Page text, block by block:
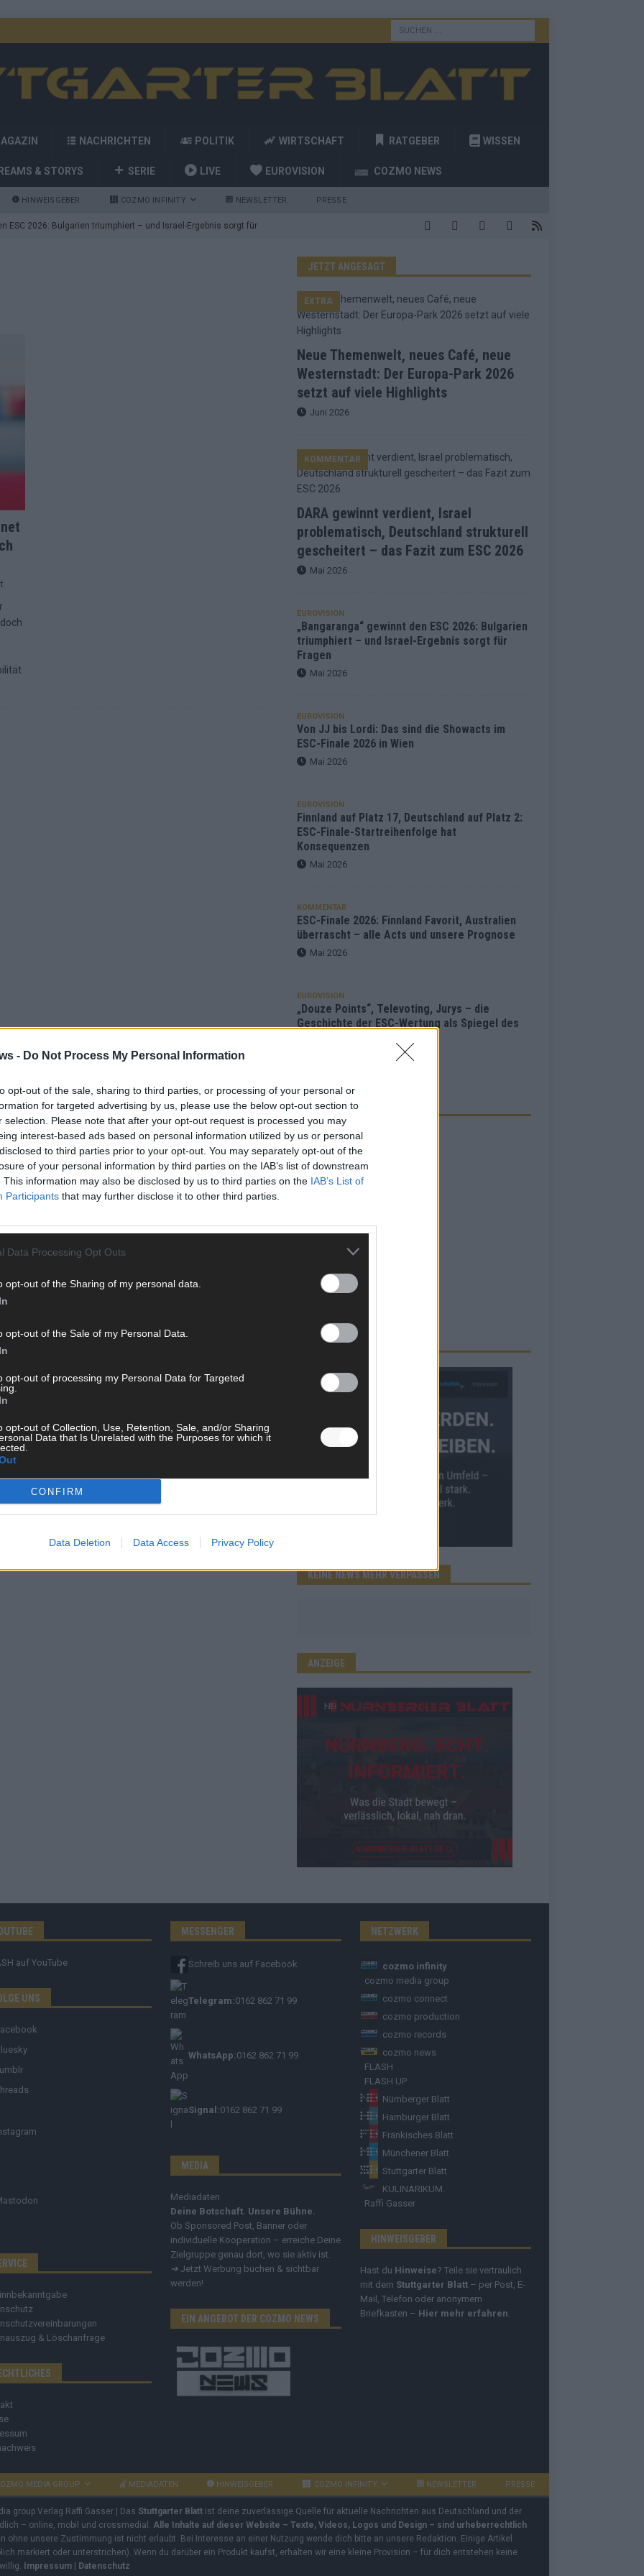
- Do Not Process My Personal Information
opt-out of the sale, sharing to third parties, or processing of your personal or
for targeted advertising by us, please use the below opt-out section to
selection. Please note that after your opt-out request is processed you may
interest-based ads based on personal information utilized by us or personal
to third parties prior to your opt-out. You may separately opt-out of the
of your personal information by third parties on the IAB’s list of downstream
This information may also be disclosed by us to third parties on the IAB’s List of
Participants that may further disclose it to other third parties.
Data Processing Opt Outs
opt-out of the Sharing of my personal data.
opt-out of the Sale of my Personal Data.
opt-out of processing my Personal Data for Targeted
opt-out of Collection, Use, Retention, Sale, and/or Sharing
Data that Is Unrelated with the Purposes for which it
CONFIRM
Data Deletion Data Access Privacy Policy
NACHRICHTEN POLITIK WIRTSCHAFT RATGEBER WISSEN
& STORYS SERIE LIVE EUROVISION COZMO NEWS
HINWEISGEBER COZMO INFINITY NEWSLETTER PRESSE
ESC 2026: Bulgarien triumphiert – und Israel-Ergebnis sorgt für
Showacts im ESC-Finale 2026 in Wien
vier Big-Four-Länder, ein Gastgeber – alle Acts im
Walzer zu kurz, Moderation zu provinziell – das Fazit zum
2: Dänemark vorne, Aserbaidschan chancenlos – Zypern
Café, neue Westernstadt: Der Europa-Park 2026 setzt auf viele
problematisch, Deutschland strukturell gescheitert – das
JETZT ANGESAGT
Neue Themenwelt, neues Café, neue
Westernstadt: Der Europa-Park 2026
setzt auf viele Highlights
EXTRA
Juni 2026
DARA gewinnt verdient, Israel
problematisch, Deutschland strukturell
gescheitert – das Fazit zum ESC 2026
KOMMENTAR
Mai 2026
EUROVISION
„Bangaranga“ gewinnt den ESC 2026: Bulgarien
triumphiert – und Israel-Ergebnis sorgt für
Fragen
Mai 2026
EUROVISION
Von JJ bis Lordi: Das sind die Showacts im
ESC-Finale 2026 in Wien
Mai 2026
EUROVISION
Finnland auf Platz 17, Deutschland auf Platz 2:
ESC-Finale-Startreihenfolge hat
Konsequenzen
Mai 2026
KOMMENTAR
ESC-Finale 2026: Finnland Favorit, Australien
überrascht – alle Acts und unsere Prognose
Mai 2026
EUROVISION
„Douze Points“, Televoting, Jurys – die
Geschichte der ESC-Wertung als Spiegel des
ANZEIGE
WERBE BEI UNS!
KEINE NEWS MEHR VERPASSEN
ANZEIGE
auf YouTube
UNS
& Löschanfrage
MESSENGER
Schreib uns auf Facebook
Telegram:0162 862 71 99
WhatsApp:0162 862 71 99
Signal:0162 862 71 99
MEDIA
Mediadaten
Deine Botschaft. Unsere Bühne.
Ob Sponsored Post, Banner oder
individuelle Kooperation – erreiche Deine
Zielgruppe genau dort, wo sie aktiv ist.
➔ Jetzt Werbung buchen & sichtbar
werden!
EIN ANGEBOT DER COZMO NEWS
NETZWERK
cozmo infinity
cozmo media group
cozmo connect
cozmo production
cozmo records
cozmo news
FLASH
FLASH UP
Nürnberger Blatt
Hamburger Blatt
Fränkisches Blatt
Münchener Blatt
Stuttgarter Blatt
KULINARIKUM.
Raffi Gasser
HINWEISGEBER
Hast du Hinweise? Teile sie vertraulich
mit dem Stuttgarter Blatt – per Post, E-
Mail, Telefon oder anonymem
Briefkasten – Hier mehr erfahren
MEDIA GROUP MEDIADATEN HINWEISGEBER COZMO INFINITY NEWSLETTER PRESSE
group Verlag Raffi Gasser | Das Stuttgarter Blatt ist deine zuverlässige Quelle für aktuelle Nachrichten aus Deutschland und der
– online, mobil und crossmedial. Alle Inhalte auf dieser Website – Texte, Videos, Logos und Design – sind urheberrechtlich
ohne unsere Zustimmung ist nicht erlaubt. Bei Interesse an einer Nutzung wende dich bitte an unsere Redaktion. Einige Artikel
markiert oder unterstrichen). Wenn du darüber ein Produkt kaufst, erhalten wir eine kleine Provision – für dich entstehen keine
Impressum | Datenschutz